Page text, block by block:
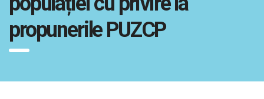
propunerile PUZCP